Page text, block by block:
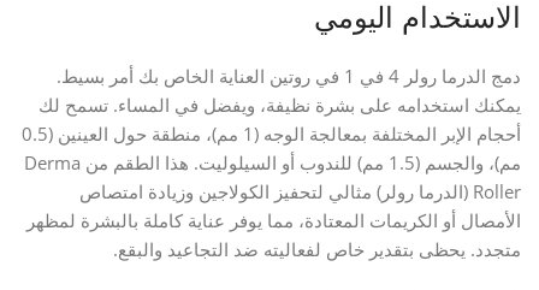
الاستخدام اليومي
دمج الدرما رولر 4 في 1 في روتين العناية الخاص بك أمر بسيط.
يمكنك استخدامه على بشرة نظيفة، ويفضل في المساء. تسمح لك
أحجام الإبر المختلفة بمعالجة الوجه (1 مم)، منطقة حول العينين (0.5
مم)، والجسم (1.5 مم) للندوب أو السيلوليت. هذا الطقم من Derma
Roller (الدرما رولر) مثالي لتحفيز الكولاجين وزيادة امتصاص
الأمصال أو الكريمات المعتادة، مما يوفر عناية كاملة بالبشرة لمظهر
متجدد. يحظى بتقدير خاص لفعاليته ضد التجاعيد والبقع.